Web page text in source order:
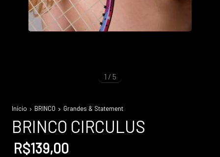
1 / 5
Início BRINCO Grandes & Statement
BRINCO CIRCULUS
R$139,00